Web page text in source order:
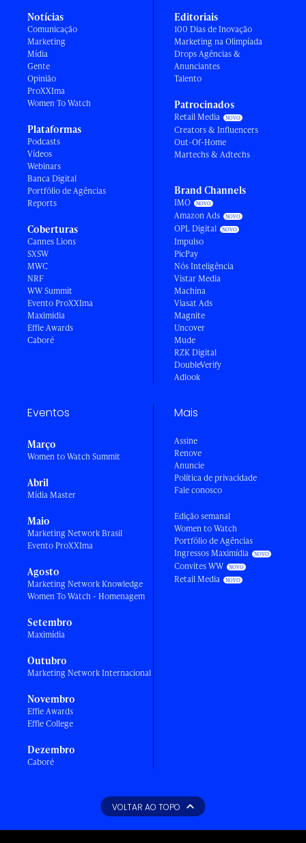
Notícias
Comunicação
Marketing
Mídia
Gente
Opinião
ProXXIma
Women To Watch
Plataformas
Podcasts
Vídeos
Webinars
Banca Digital
Portfólio de Agências
Reports
Coberturas
Cannes Lions
SXSW
MWC
NRF
WW Summit
Evento ProXXIma
Maximídia
Effie Awards
Caboré
Editoriais
100 Dias de Inovação
Marketing na Olimpíada
Drops Agências &
Anunciantes
Talento
Patrocinados
Retail Media
Creators & Influencers
Out-Of-Home
Martechs & Adtechs
Brand Channels
IMO
Amazon Ads
OPL Digital
Impulso
PicPay
Nós Inteligência
Vistar Media
Machina
Viasat Ads
Magnite
Uncover
Mude
RZK Digital
DoubleVerify
Adlook
Eventos
Março
Women to Watch Summit
Abril
Mídia Master
Maio
Marketing Network Brasil
Evento ProXXIma
Agosto
Marketing Network Knowledge
Women To Watch - Homenagem
Setembro
Maximídia
Outubro
Marketing Network Internacional
Novembro
Effie Awards
Effie College
Dezembro
Caboré
Mais
Assine
Renove
Anuncie
Política de privacidade
Fale conosco
Edição semanal
Women to Watch
Portfólio de Agências
Ingressos Maximídia
Convites WW
Retail Media
VOLTAR AO TOPO